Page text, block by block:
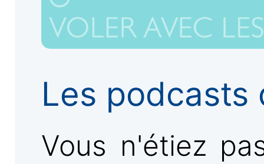
Les podcasts
Vous n'étiez